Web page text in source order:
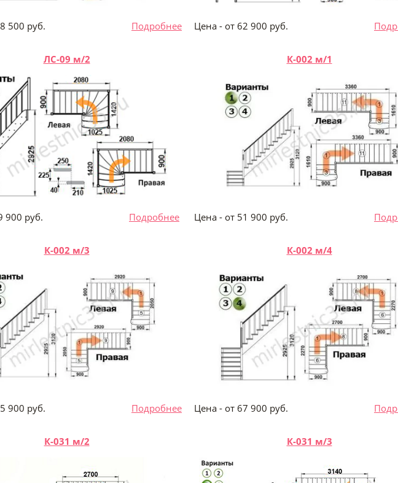
от 58 500 руб. Подробнее Цена - от 62 900 руб.
ЛС-09 м/2
900 руб. Подробнее
К-002 м/1
Цена - от 51 900 руб.
К-002 м/3
от 65 900 руб. Подробнее
К-002 м/4
Цена - от 67 900 руб.
К-031 м/2 К-031 м/3